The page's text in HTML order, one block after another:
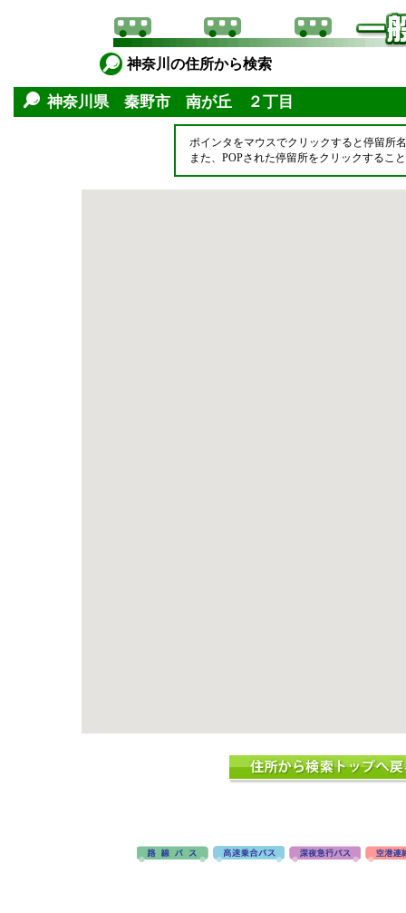
神奈川の住所から検索
神奈川県 秦野市 南が丘 ２丁目
ポインタをマウスでクリックすると停留所
また、POPされた停留所をクリックするこ